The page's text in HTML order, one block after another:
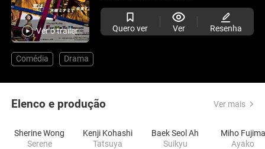
Ver o trailer Quero ver Ver Resenha
Comédia Drama
Elenco e produção Ver mais
Sherine Wong
Serene
Kenji Kohashi
Tatsuya
Baek Seol Ah
Suikyu
Miho Fujima
Ayako